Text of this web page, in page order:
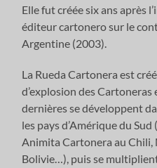
Elle fut créée six ans après
éditeur cartonero sur le
Argentine (2003).
La Rueda Cartonera est
d’explosion des
dernières se développent
les pays d’Amérique du
Animita Cartonera au Chili,
Bolivie…), puis se